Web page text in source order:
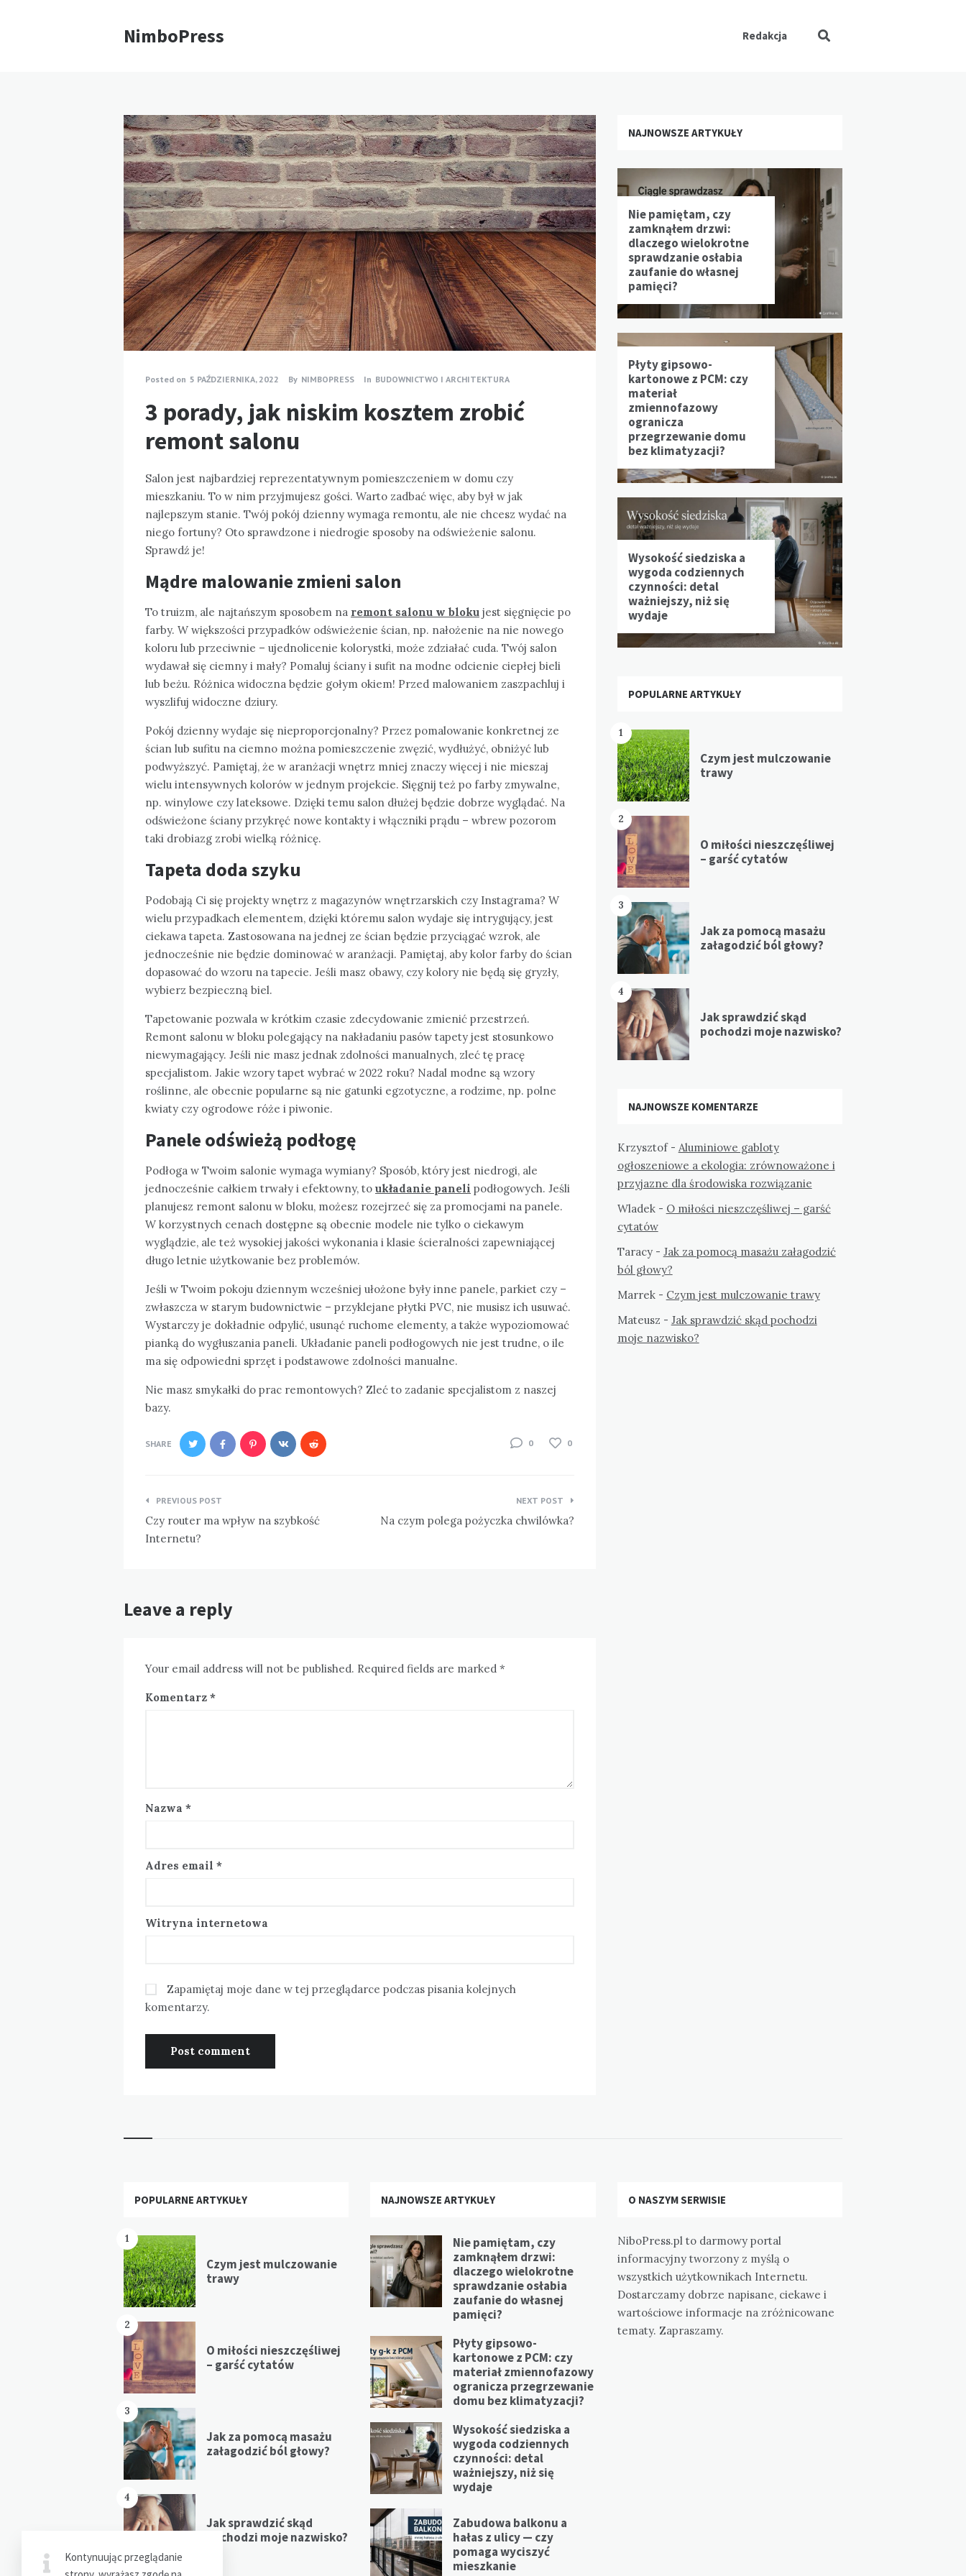
NimboPress Redakcja
Posted on 5 PAŹDZIERNIKA, 2022 By NIMBOPRESS In BUDOWNICTWO I ARCHITEKTURA
3 porady, jak niskim kosztem zrobić
remont salonu
Salon jest najbardziej reprezentatywnym pomieszczeniem w domu czy
mieszkaniu. To w nim przyjmujesz gości. Warto zadbać więc, aby był w jak
najlepszym stanie. Twój pokój dzienny wymaga remontu, ale nie chcesz wydać na
niego fortuny? Oto sprawdzone i niedrogie sposoby na odświeżenie salonu.
Sprawdź je!
Mądre malowanie zmieni salon
To truizm, ale najtańszym sposobem na remont salonu w bloku jest sięgnięcie po
farby. W większości przypadków odświeżenie ścian, np. nałożenie na nie nowego
koloru lub przeciwnie – ujednolicenie kolorystki, może zdziałać cuda. Twój salon
wydawał się ciemny i mały? Pomaluj ściany i sufit na modne odcienie ciepłej bieli
lub beżu. Różnica widoczna będzie gołym okiem! Przed malowaniem zaszpachluj i
wyszlifuj widoczne dziury.
Pokój dzienny wydaje się nieproporcjonalny? Przez pomalowanie konkretnej ze
ścian lub sufitu na ciemno można pomieszczenie zwęzić, wydłużyć, obniżyć lub
podwyższyć. Pamiętaj, że w aranżacji wnętrz mniej znaczy więcej i nie mieszaj
wielu intensywnych kolorów w jednym projekcie. Sięgnij też po farby zmywalne,
np. winylowe czy lateksowe. Dzięki temu salon dłużej będzie dobrze wyglądać. Na
odświeżone ściany przykręć nowe kontakty i włączniki prądu – wbrew pozorom
taki drobiazg zrobi wielką różnicę.
Tapeta doda szyku
Podobają Ci się projekty wnętrz z magazynów wnętrzarskich czy Instagrama? W
wielu przypadkach elementem, dzięki któremu salon wydaje się intrygujący, jest
ciekawa tapeta. Zastosowana na jednej ze ścian będzie przyciągać wzrok, ale
jednocześnie nie będzie dominować w aranżacji. Pamiętaj, aby kolor farby do ścian
dopasować do wzoru na tapecie. Jeśli masz obawy, czy kolory nie będą się gryzły,
wybierz bezpieczną biel.
Tapetowanie pozwala w krótkim czasie zdecydowanie zmienić przestrzeń.
Remont salonu w bloku polegający na nakładaniu pasów tapety jest stosunkowo
niewymagający. Jeśli nie masz jednak zdolności manualnych, zleć tę pracę
specjalistom. Jakie wzory tapet wybrać w 2022 roku? Nadal modne są wzory
roślinne, ale obecnie popularne są nie gatunki egzotyczne, a rodzime, np. polne
kwiaty czy ogrodowe róże i piwonie.
Panele odświeżą podłogę
Podłoga w Twoim salonie wymaga wymiany? Sposób, który jest niedrogi, ale
jednocześnie całkiem trwały i efektowny, to układanie paneli podłogowych. Jeśli
planujesz remont salonu w bloku, możesz rozejrzeć się za promocjami na panele.
W korzystnych cenach dostępne są obecnie modele nie tylko o ciekawym
wyglądzie, ale też wysokiej jakości wykonania i klasie ścieralności zapewniającej
długo letnie użytkowanie bez problemów.
Jeśli w Twoim pokoju dziennym wcześniej ułożone były inne panele, parkiet czy –
zwłaszcza w starym budownictwie – przyklejane płytki PVC, nie musisz ich usuwać.
Wystarczy je dokładnie odpylić, usunąć ruchome elementy, a także wypoziomować
pianką do wygłuszania paneli. Układanie paneli podłogowych nie jest trudne, o ile
ma się odpowiedni sprzęt i podstawowe zdolności manualne.
Nie masz smykałki do prac remontowych? Zleć to zadanie specjalistom z naszej
bazy.
SHARE 0 0
Nawigacja
wpisu
PREVIOUS POST
Czy router ma wpływ na szybkość
Internetu?
NEXT POST
Na czym polega pożyczka chwilówka?
Leave a reply
Your email address will not be published. Required fields are marked *
Komentarz *
Nazwa *
Adres email *
Witryna internetowa
Zapamiętaj moje dane w tej przeglądarce podczas pisania kolejnych
komentarzy.
NAJNOWSZE ARTYKUŁY
Nie pamiętam, czy
zamknąłem drzwi:
dlaczego wielokrotne
sprawdzanie osłabia
zaufanie do własnej
pamięci?
Płyty gipsowo-
kartonowe z PCM: czy
materiał
zmiennofazowy
ogranicza
przegrzewanie domu
bez klimatyzacji?
Wysokość siedziska a
wygoda codziennych
czynności: detal
ważniejszy, niż się
wydaje
POPULARNE ARTYKUŁY
1
Czym jest mulczowanie
trawy
2
O miłości nieszczęśliwej
– garść cytatów
3
Jak za pomocą masażu
załagodzić ból głowy?
4
Jak sprawdzić skąd
pochodzi moje nazwisko?
NAJNOWSZE KOMENTARZE
Krzysztof- Aluminiowe gabloty
ogłoszeniowe a ekologia: zrównoważone i
przyjazne dla środowiska rozwiązanie
Wladek- O miłości nieszczęśliwej – garść
cytatów
Taracy- Jak za pomocą masażu załagodzić
ból głowy?
Marrek- Czym jest mulczowanie trawy
Mateusz - Jak sprawdzić skąd pochodzi
moje nazwisko?
Widgets
POPULARNE ARTYKUŁY
1
Czym jest mulczowanie
trawy
2
O miłości nieszczęśliwej
– garść cytatów
3
Jak za pomocą masażu
załagodzić ból głowy?
4
Jak sprawdzić skąd
pochodzi moje nazwisko?
NAJNOWSZE ARTYKUŁY
Nie pamiętam, czy
zamknąłem drzwi:
dlaczego wielokrotne
sprawdzanie osłabia
zaufanie do własnej
pamięci?
Płyty gipsowo-
kartonowe z PCM: czy
materiał zmiennofazowy
ogranicza przegrzewanie
domu bez klimatyzacji?
Wysokość siedziska a
wygoda codziennych
czynności: detal
ważniejszy, niż się
wydaje
Zabudowa balkonu a
hałas z ulicy — czy
pomaga wyciszyć
mieszkanie
O NASZYM SERWISIE
NiboPress.pl to darmowy portal
informacyjny tworzony z myślą o
wszystkich użytkownikach Internetu.
Dostarczamy dobrze napisane, ciekawe i
wartościowe informacje na zróżnicowane
tematy. Zapraszamy.
Kontynuując przeglądanie